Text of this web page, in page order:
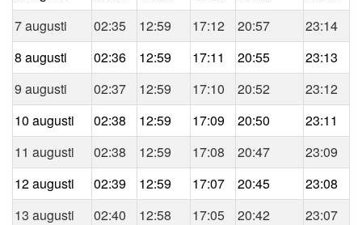
7 augusti
02:35 12:59 17:12 20:57
23:14
8 augusti
02:36 12:59 17:11 20:55
23:13
9 augusti
02:37 12:59 17:10 20:52
23:12
10 augusti
02:38 12:59 17:09 20:50
23:11
11 augusti
02:38 12:59 17:08 20:47
23:09
12 augusti
02:39 12:59 17:07 20:45
23:08
13 augusti
02:40 12:58 17:05 20:42
23:07